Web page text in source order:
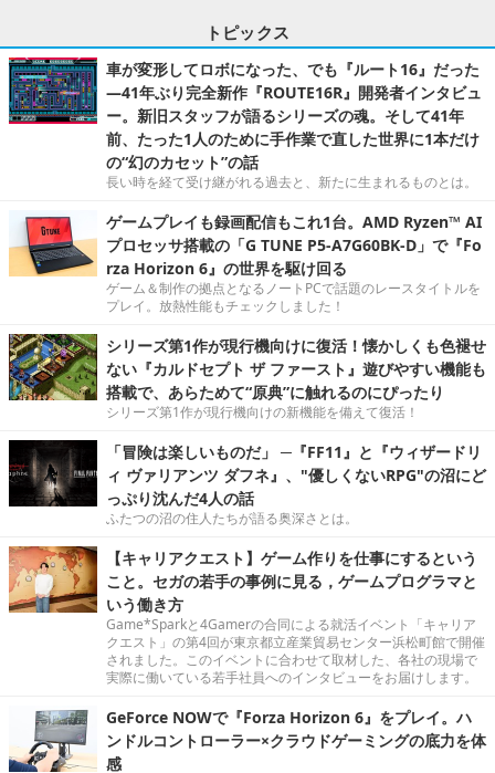
トピックス
車が変形してロボになった、でも『ルート16』だった
―41年ぶり完全新作『ROUTE16R』開発者インタビュ
ー。新旧スタッフが語るシリーズの魂。そして41年
前、たった1人のために手作業で直した世界に1本だけ
の“幻のカセット”の話
長い時を経て受け継がれる過去と、新たに生まれるものとは。
ゲームプレイも録画配信もこれ1台。AMD Ryzen™ AI
プロセッサ搭載の「G TUNE P5-A7G60BK-D」で『Fo
rza Horizon 6』の世界を駆け回る
ゲーム＆制作の拠点となるノートPCで話題のレースタイトルを
プレイ。放熱性能もチェックしました！
シリーズ第1作が現行機向けに復活！懐かしくも色褪せ
ない『カルドセプト ザ ファースト』遊びやすい機能も
搭載で、あらためて“原典”に触れるのにぴったり
シリーズ第1作が現行機向けの新機能を備えて復活！
「冒険は楽しいものだ」 ─『FF11』と『ウィザードリ
ィ ヴァリアンツ ダフネ』、"優しくないRPG"の沼にど
っぷり沈んだ4人の話
ふたつの沼の住人たちが語る奥深さとは。
【キャリアクエスト】ゲーム作りを仕事にするという
こと。セガの若手の事例に見る，ゲームプログラマと
いう働き方
Game*Sparkと4Gamerの合同による就活イベント「キャリア
クエスト」の第4回が東京都立産業貿易センター浜松町館で開催
されました。このイベントに合わせて取材した、各社の現場で
実際に働いている若手社員へのインタビューをお届けします。
GeForce NOWで『Forza Horizon 6』をプレイ。ハ
ンドルコントローラー×クラウドゲーミングの底力を体
感